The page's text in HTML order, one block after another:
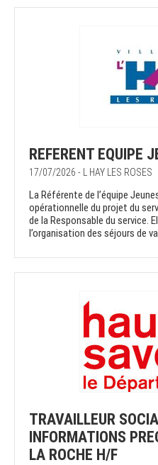
REFERENT EQUIPE
17/07/2026 - L HAY LES ROSES
La Référente de l’équipe
opérationnelle du projet du
de la Responsable du service.
l’organisation des séjours de
TRAVAILLEUR
INFORMATIONS
LA ROCHE H/F